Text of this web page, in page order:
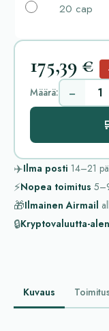
20 cap
175,39 €
Määrä: −
✈️Ilma posti 14–21
⚡Nopea toimitus
🎁Ilmainen Airmail
🔒Kryptovaluutta-
Kuvaus